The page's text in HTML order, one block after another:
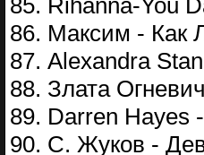
85. Rihanna-You
86. Максим - Как
87. Alexandra
88. Злата
89. Darren Hayes
90. С. Жуков -